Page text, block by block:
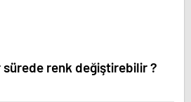
renk değiştirebilir ?